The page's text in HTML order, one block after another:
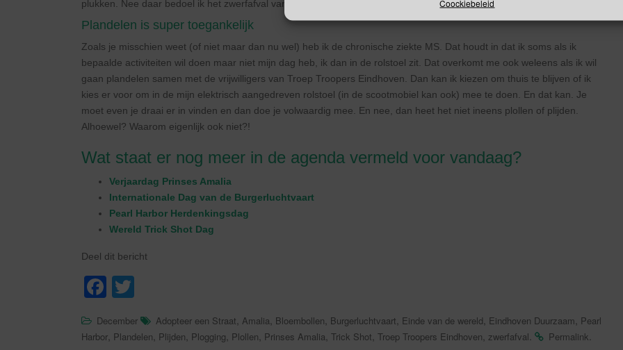
Coockiebeleid
plukken. Nee daar bedoel ik het zwerfafval van de straat plukken.
Plandelen is super toegankelijk
Zoals je misschien weet (of niet maar dan nu wel) heb ik de chronische ziekte MS. Dat houdt in dat ik soms als ik
bepaalde activiteiten wil doen maar niet mijn dag heb, ik dan in de rolstoel zit. Dat overkomt me ook weleens als ik wil
gaan plandelen samen met de vrijwilligers van Troep Troopers Eindhoven. Dan kan ik kiezen om thuis te blijven of ik
kies er voor om in de mijn elektrisch aangedreven rolstoel (in de scootmobiel kan ook) mee te doen. En dat kan. Je
moet even je draai er in vinden en dan doe je volwaardig mee. En nee, dan heet het niet ineens plollen of plijden.
Alhoewel? Waarom eigenlijk ook niet?!
Wat staat er nog meer in de agenda vermeld voor vandaag?
Verjaardag Prinses Amalia
Internationale Dag van de Burgerluchtvaart
Pearl Harbor Herdenkingsdag
Wereld Trick Shot Dag
Deel dit bericht
F
c
tt
December Adopteer een Straat, Amalia, Bloembollen, Burgerluchtvaart, Einde van de wereld, Eindhoven Duurzaam, Pearl
Harbor, Plandelen, Plijden, Plogging, Plollen, Prinses Amalia, Trick Shot, Troep Troopers Eindhoven, zwerfafval. Permalink.